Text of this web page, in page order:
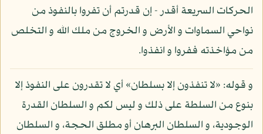
الحركات السريعة أقدر - إن قدرتم أن تفروا بالنفوذ من
نواحي السماوات و الأرض و الخروج من ملك الله و التخلص
من مؤاخذته ففروا و انفذوا.
و قوله: «لا تنفذون إلا بسلطان» أي لا تقدرون على النفوذ إلا
بنوع من السلطة على ذلك و ليس لكم و السلطان القدرة
الوجودية، و السلطان البرهان أو مطلق الحجة، و السلطان